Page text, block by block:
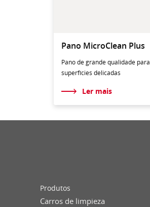
Pano MicroClean Plus
Pano de grande qualidade para
superfícies delicadas
Ler mais
Produtos
Carros de limpieza